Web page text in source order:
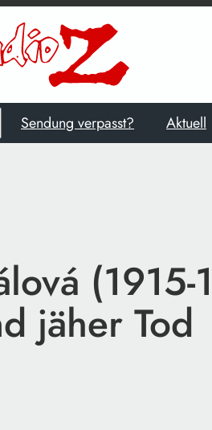
Sendung verpasst? Aktuell
jäher Tod